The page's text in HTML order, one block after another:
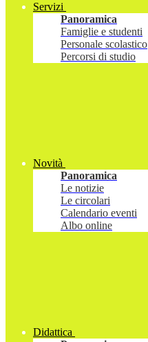
Servizi
Panoramica
Famiglie e studenti
Personale scolastico
Percorsi di studio
Novità
Panoramica
Le notizie
Le circolari
Calendario eventi
Albo online
Didattica